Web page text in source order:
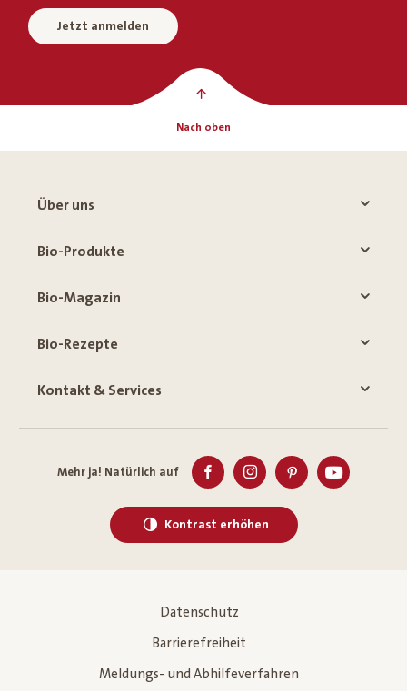
Jetzt anmelden
Nach oben
Über uns
Bio-Produkte
Bio-Magazin
Bio-Rezepte
Kontakt & Services
Mehr ja! Natürlich auf
Kontrast erhöhen
Datenschutz
Barrierefreiheit
Meldungs- und Abhilfeverfahren